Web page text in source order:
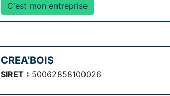
C'est mon entreprise
CREA'BOIS
SIRET : 50062858100026